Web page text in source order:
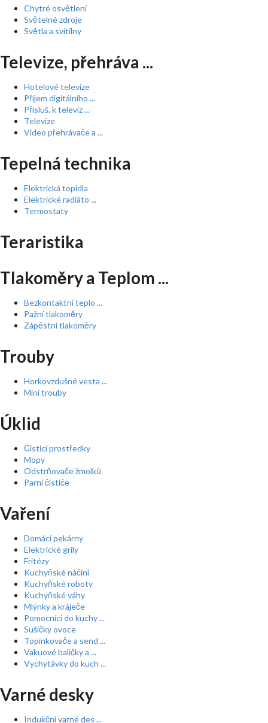
Chytré osvětlení
Světelné zdroje
Světla a svítilny
Televize, přehráva ...
Hotelové televize
Příjem digitálního ...
Přísluš. k televiz ...
Televize
Video přehrávače a ...
Tepelná technika
Elektrická topidla
Elektrické radiáto ...
Termostaty
Teraristika
Tlakoměry a Teplom ...
Bezkontaktní teplo ...
Pažní tlakoměry
Zápěstní tlakoměry
Trouby
Horkovzdušné vesta ...
Mini trouby
Úklid
Čistící prostředky
Mopy
Odstrňovače žmolků
Parní čističe
Vaření
Domácí pekárny
Elektrické grily
Fritézy
Kuchyňské náčiní
Kuchyňské roboty
Kuchyňské váhy
Mlýnky a kráječe
Pomocníci do kuchy ...
Sušičky ovoce
Topinkovače a send ...
Vakuové baličky a ...
Vychytávky do kuch ...
Varné desky
Indukční varné des ...